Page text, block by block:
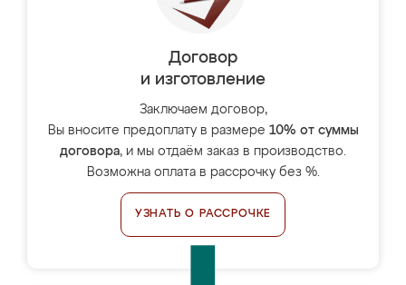
Договор
и изготовление
Заключаем договор,
Вы вносите предоплату в размере 10% от суммы
договора, и мы отдаём заказ в производство.
Возможна оплата в рассрочку без %.
УЗНАТЬ О РАССРОЧКЕ